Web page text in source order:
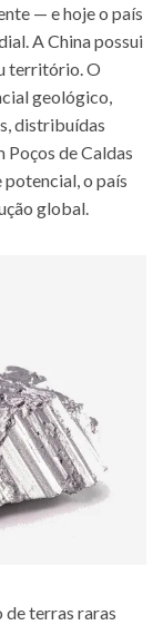
— e hoje o país
A China possui
território. O
geológico,
distribuídas
Poços de Caldas
potencial, o país
global.
terras raras